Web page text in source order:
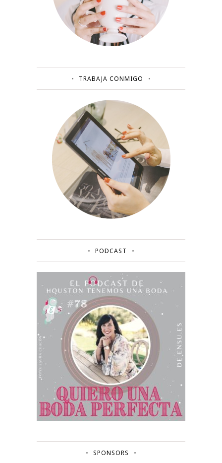
TRABAJA CONMIGO
PODCAST
SPONSORS